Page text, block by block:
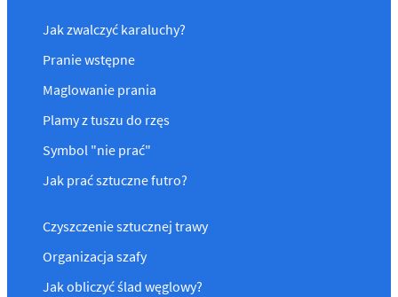
Jak zwalczyć karaluchy?
Pranie wstępne
Maglowanie prania
Plamy z tuszu do rzęs
Symbol "nie prać"
Jak prać sztuczne futro?
Czyszczenie sztucznej trawy
Organizacja szafy
Jak obliczyć ślad węglowy?